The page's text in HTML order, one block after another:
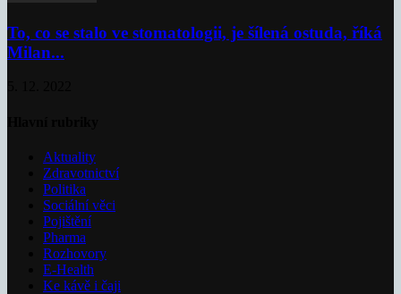
To, co se stalo ve stomatologii, je šílená ostuda, říká
Milan...
Aktuality
Zdravotnictví
Politika
Sociální věci
Pojištění
Pharma
Rozhovory
E-Health
Ke kávě i čaji